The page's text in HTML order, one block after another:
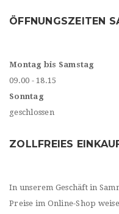
ÖFFNUNGSZEITEN
Montag bis Samstag
09.00 - 18.15
Sonntag
geschlossen
ZOLLFREIES
In unserem Geschäft in
Preise im Online-Shop